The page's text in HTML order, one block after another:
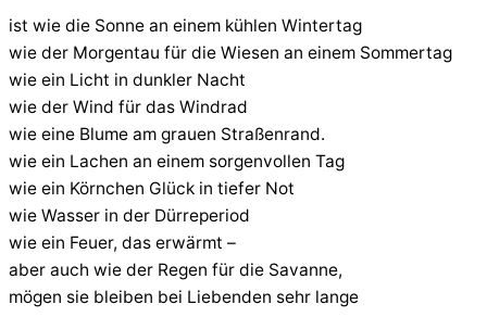
ist wie die Sonne an einem kühlen Wintertag
wie der Morgentau für die Wiesen an einem Sommertag
wie ein Licht in dunkler Nacht
wie der Wind für das Windrad
wie eine Blume am grauen Straßenrand.
wie ein Lachen an einem sorgenvollen Tag
wie ein Körnchen Glück in tiefer Not
wie Wasser in der Dürreperiod
wie ein Feuer, das erwärmt –
aber auch wie der Regen für die Savanne,
mögen sie bleiben bei Liebenden sehr lange